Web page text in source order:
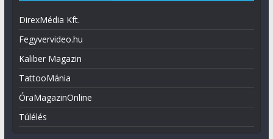
DirexMédia Kft.
Fegyvervideo.hu
Kaliber Magazin
TattooMánia
ÓraMagazinOnline
Túlélés